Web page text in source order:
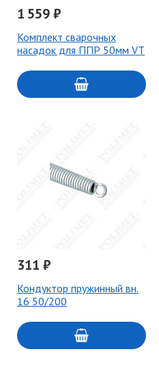
1 559 ₽
Комплект сварочных
насадок для ППР 50мм VT
311 ₽
Кондуктор пружинный вн.
16 50/200